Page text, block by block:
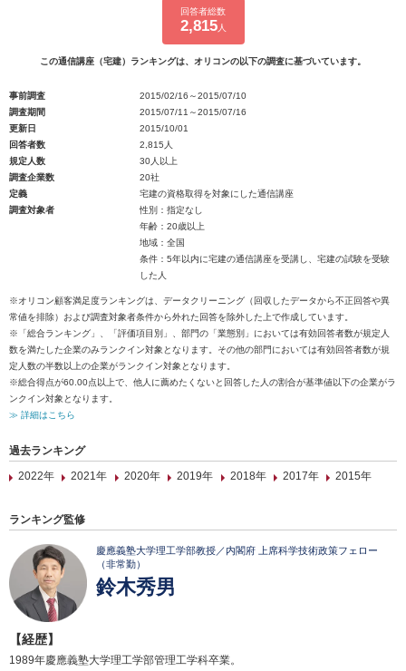
回答者総数
2,815人
この通信講座（宅建）ランキングは、オリコンの以下の調査に基づいています。
事前調査
2015/02/16～2015/07/10
調査期間
2015/07/11～2015/07/16
更新日
2015/10/01
回答者数
2,815人
規定人数
30人以上
調査企業数
20社
定義
宅建の資格取得を対象にした通信講座
調査対象者
性別：指定なし
年齢：20歳以上
地域：全国
条件：5年以内に宅建の通信講座を受講し、宅建の試験を受験
した人
※オリコン顧客満足度ランキングは、データクリーニング（回収したデータから不正回答や異
常値を排除）および調査対象者条件から外れた回答を除外した上で作成しています。
※「総合ランキング」、「評価項目別」、部門の「業態別」においては有効回答者数が規定人
数を満たした企業のみランクイン対象となります。その他の部門においては有効回答者数が規
定人数の半数以上の企業がランクイン対象となります。
※総合得点が60.00点以上で、他人に薦めたくないと回答した人の割合が基準値以下の企業がラ
ンクイン対象となります。
≫ 詳細はこちら
過去ランキング
2022年
2021年 2020年 2019年 2018年 2017年 2015年
ランキング監修
慶應義塾大学理工学部教授／内閣府 上席科学技術政策フェロー
（非常勤）
鈴木秀男
【経歴】
1989年慶應義塾大学理工学部管理工学科卒業。